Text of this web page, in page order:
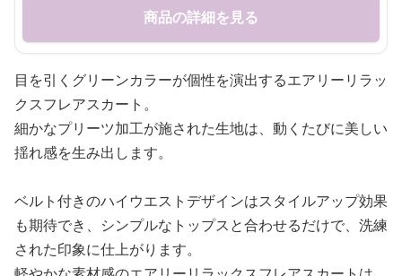
商品の詳細を見る
目を引くグリーンカラーが個性を演出するエアリーリラッ
クスフレアスカート。
細かなプリーツ加工が施された生地は、動くたびに美しい
揺れ感を生み出します。
ベルト付きのハイウエストデザインはスタイルアップ効果
も期待でき、シンプルなトップスと合わせるだけで、洗練
された印象に仕上がります。